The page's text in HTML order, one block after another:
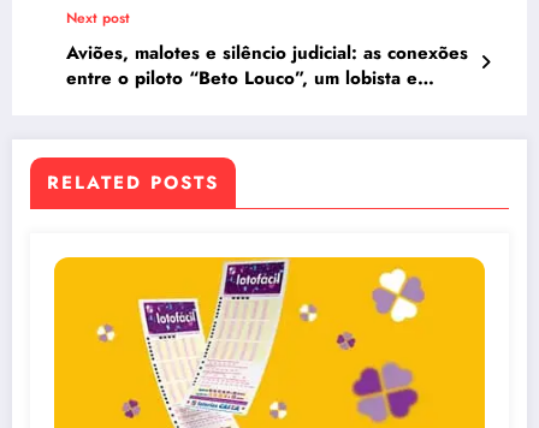
Next post
Aviões, malotes e silêncio judicial: as conexões
entre o piloto “Beto Louco”, um lobista e
RELATED POSTS